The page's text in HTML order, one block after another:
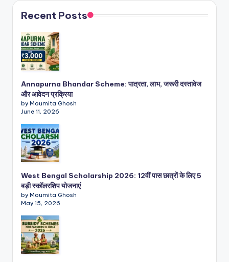
Recent Posts
Annapurna Bhandar Scheme: पात्रता, लाभ, जरूरी दस्तावेज
और आवेदन प्रक्रिया
by Moumita Ghosh
June 11, 2026
West Bengal Scholarship 2026: 12वीं पास छात्रों के लिए 5
बड़ी स्कॉलरशिप योजनाएं
by Moumita Ghosh
May 15, 2026